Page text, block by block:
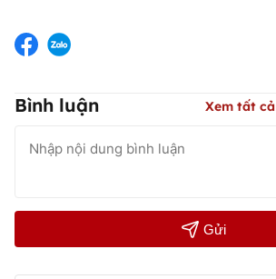
Bình luận Xem tất cả
Gửi